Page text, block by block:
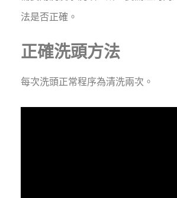
法是否正確。
正確洗頭方法
每次洗頭正常程序為清洗兩次。